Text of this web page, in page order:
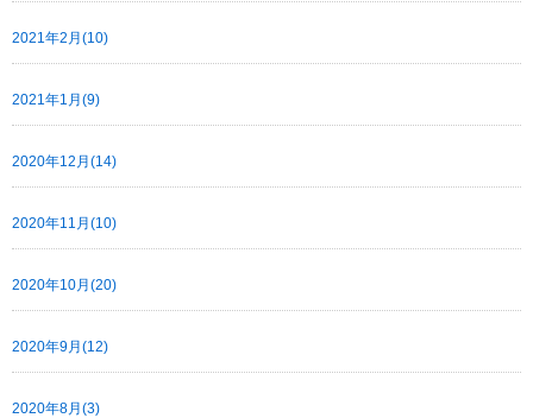
2021年2月(10)
2021年1月(9)
2020年12月(14)
2020年11月(10)
2020年10月(20)
2020年9月(12)
2020年8月(3)